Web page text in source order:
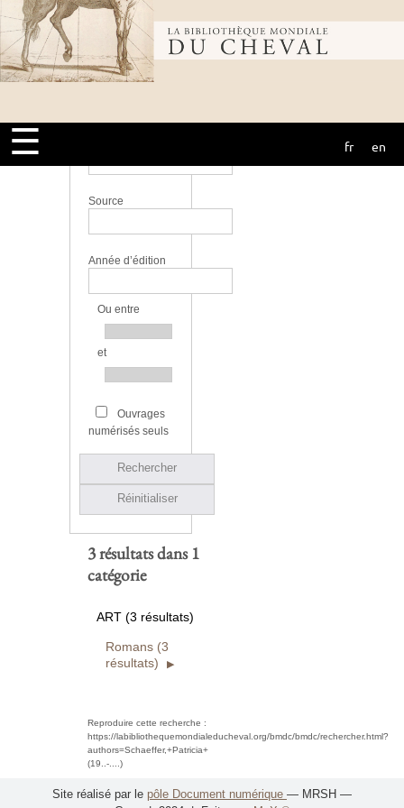
Bibliothèque
mondiale du
cheval
☰ fr en
Langue
Source
Année d’édition
Ou entre
et
Ouvrages
numérisés seuls
Rechercher
Réinitialiser
3 résultats dans 1
catégorie
ART (3 résultats)
Romans (3
résultats)
Reproduire cette recherche :
https://labibliothequemondialeducheval.org/bmdc/bmdc/rechercher.html?
authors=Schaeffer,+Patricia+
(19..-....)
Site réalisé par le pôle Document numérique — MRSH —